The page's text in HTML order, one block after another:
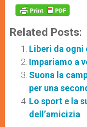
Related Posts:
Liberi da ogni
Impariamo a
Suona la
per una
Lo sport e la
dell’amicizia